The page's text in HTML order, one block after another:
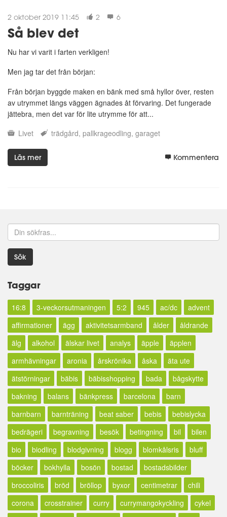
2 oktober 2019 11:45 2 6
Så blev det
Nu har vi varit i farten verkligen!
Men jag tar det från början:
Från början byggde maken en bänk med små hyllor över, resten
av utrymmet längs väggen ägnades åt förvaring. Det fungerade
jättebra, men det var för lite utrymme för att...
Livet
trädgård pallkrageodling garaget
Läs mer Kommentera
Sök
Taggar
16:8 3-veckorsutmaningen 5:2 945 ac/dc
advent
affirmationer
ägg aktivitetsarmband ålder
åldrande
älg
alkohol älskar livet analys äpple
äpplen
armhävningar
aronia årskrönika åska
äta ute
ätstörningar
bäbis bäbisshopping bada
bågskytte
bakning
balans bänkpress barcelona
barn
barnbarn
barnträning beat saber bebis
bebislycka
bedrägeri
begravning besök betingning bil
bilen
bio
biodling blodgivning blogg blomkålsris
bluff
böcker
bokhylla bosön bostad
bostadsbilder
broccoliris
bröd bröllop byxor centimetrar
chili
corona
crosstrainer curry currymangokyckling
cykel